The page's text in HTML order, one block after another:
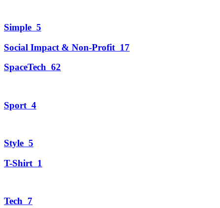
Simple 5
Social Impact & Non-Profit 17
SpaceTech 62
Sport 4
Style 5
T-Shirt 1
Tech 7